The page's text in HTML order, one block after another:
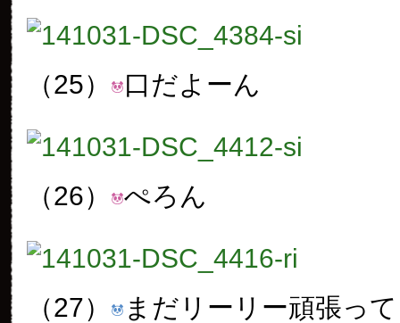
（25） 口だよーん
（26） ぺろん
（27） まだリーリー頑張っ